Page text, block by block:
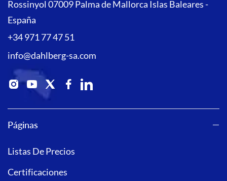
Rossinyol 07009 Palma de Mallorca Islas Baleares -
España
+34 971 77 47 51
info@dahlberg-sa.com
Páginas
Listas De Precios
Certificaciones